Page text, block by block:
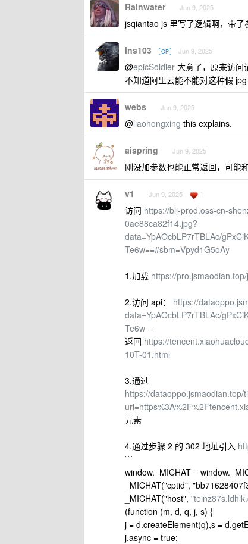
Rainwater Jun 9, 2025
jsqiantao js 里写了逻辑啊，带
lns103 OP Jun 9, 2025
@epicSoldier 大意了，原来访问
不知道阿里云能不能对这种假
webs Jun 9, 2025
@liaohongxing this explains.
aispring Jun 9, 2025
刚没加参数也能正常返回，可能
v1 Jun 9, 2025 1
访问 https://blj-prod.oss-cn-
0ae88ca82f14.jpg?
data=YpAOcbLP7rTBLAc/
Te6w==#sbm=Vpyd1G5oAy
1.加载 https://
2.访问 api： https://
data=YpAOcbLP7rTBLAc/
Te6w==
返回 https://
10T-01.html
3.通过
https://dataoppo.jsmaodian.top/
元素
4.通过步骤 2 的 302 地址引入
```
window._MICHAT =
_MICHAT("cptid",
_MICHAT("host", "
(function (m, d, q, j, s) {
j = d.createElement(q),s =
j.async = true;